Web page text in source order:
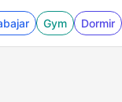
Gym Dormir